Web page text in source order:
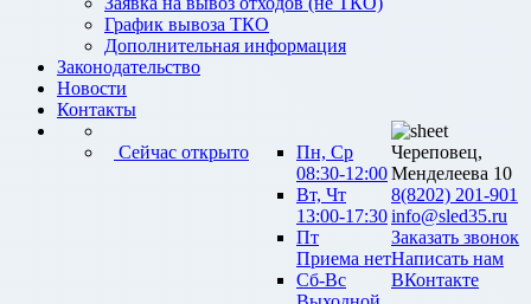
График вывоза ТКО
Дополнительная информация
Законодательство
Новости
Контакты
Сейчас открыто
Пн, Ср
08:30-12:00
Вт, Чт
13:00-17:30
Пт
Приема нет
Сб-Вс
Череповец,
Менделеева 10
8(8202) 201-901
info@sled35.ru
Заказать звонок
Написать нам
ВКонтакте